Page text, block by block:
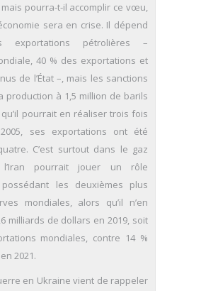
pourra-t-il accomplir ce vœu,
sera en crise. Il dépend
exportations pétrolières –
40 % des exportations et
de l’État –, mais les sanctions
production à 1,5 million de barils
pourrait en réaliser trois fois
ses exportations ont été
C’est surtout dans le gaz
pourrait jouer un rôle
possédant les deuxièmes plus
mondiales, alors qu’il n’en
milliards de dollars en 2019, soit
mondiales, contre 14 %
2021.
en Ukraine vient de rappeler